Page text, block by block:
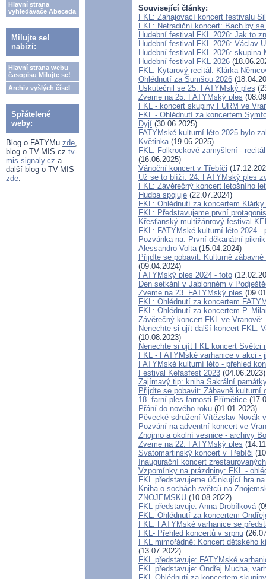
Hlavní strana
vyhledávače Abeceda
Milujte se!
nabízí:
Hlavní strana webu
časopisu Milujte se!
Archiv vyšlých čísel
Spřátelené
weby:
Blog o FATYMu zde,
blog o TV-MIS.cz tv-
mis.signaly.cz a
další blog o TV-MIS
zde.
Související články:
FKL: Zahajovací koncert festivalu
FKL: Netradiční koncert: Bach by
Hudební festival FKL 2026: Jak to
Hudební festival FKL 2026: Václav
Hudební festival FKL 2026:
Hudební festival FKL 2026
FKL: Kytarový recitál: Klárka
Ohlédnutí za Šumšou 2026
Uskutečnil se 25. FATYMský ples
Zveme na 25. FATYMský ples
FKL - koncert skupiny FURM ve
FKL - Ohlédnutí za koncertem
Dyjí (30.06.2025)
FATYMské kulturní léto 2025 bylo
Květinka(19.06.2025)
FKL: Folkrockové zamyšlení -
(16.06.2025)
Vánoční koncert v Třebíči
Už se to blíží: 24. FATYMský ples
FKL: Závěrečný koncert letošního
Hudba spojuje (22.07.2024)
FKL: Ohlédnutí za koncertem
FKL: Představujeme první
Křesťanský multižánrový festival
FKL: FATYMské kulturní léto 2024 -
Pozvánka na: První děkanátní
Alessandro Volta(15.04.2024)
Přijďte se pobavit: Kulturně
(09.04.2024)
FATYMský ples 2024 - foto
Den setkání v Jablonném v
Zveme na 23. FATYMský ples
FKL: Ohlédnutí za koncertem
FKL: Ohlédnutí za koncertem P.
Závěrečný koncert FKL ve
Nenechte si ujít další koncert FKL:
(10.08.2023)
Nenechte si ujít FKL koncert Světci
FKL - FATYMské varhanice v akci -
FATYMské kulturní léto - přehled
Festival Kefasfest 2023 (04.06.2023)
Zajímavý tip: kniha Sakrální
Přijďte se pobavit: Zábavně kulturní
18. farní ples farnosti Přímětice
Přání do nového roku (01.01.2023)
Pěvecké sdružení Vítězslav Novák
Pozvání na adventní koncert ve
Znojmo a okolní vesnice - archivy
Zveme na 22. FATYMský ples
Svatomartinský koncert v Třebíči
Inaugurační koncert
Vzpomínky na prázdniny: FKL -
FKL představujeme účinkující hra
Kniha o sochách světců na
ZNOJEMSKU (10.08.2022)
FKL představuje: Anna Drobílková
FKL: Ohlédnutí za koncertem
FKL: FATYMské varhanice se
FKL- Přehled koncertů v srpnu
FKL mimořádně: Koncert dětského
(13.07.2022)
FKL představuje: FATYMské
FKL představuje: Ondřej Mucha,